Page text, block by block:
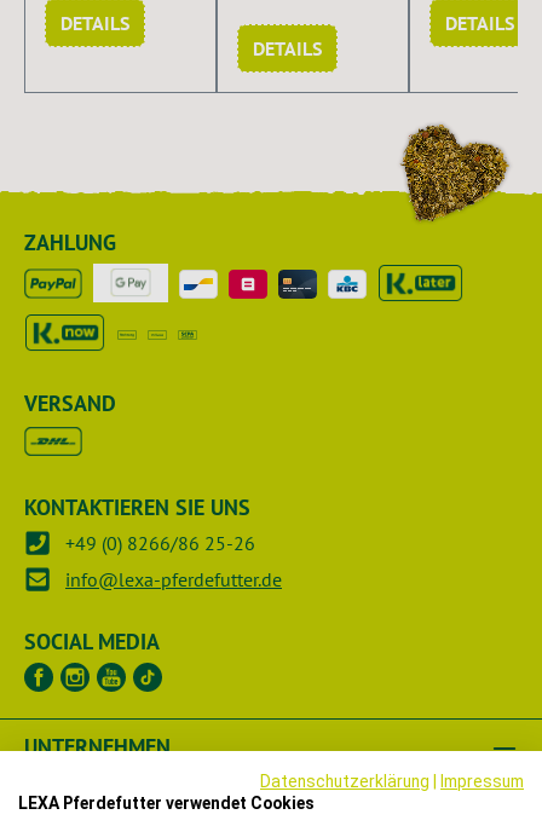
DETAILS
DETAILS
DETAILS
ZAHLUNG
VERSAND
KONTAKTIEREN SIE UNS
+49 (0) 8266/86 25-26
info@lexa-pferdefutter.de
SOCIAL MEDIA
UNTERNEHMEN
RECHTLICHES
Datenschutzerklärung
Impressum
LEXA Pferdefutter verwendet Cookies